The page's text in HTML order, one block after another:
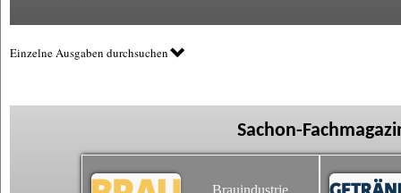
Einzelne Ausgaben durchsuchen
Sachon-
Brauindustrie